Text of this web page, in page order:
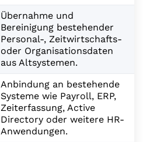
Übernahme und
Bereinigung bestehender
Personal-, Zeitwirtschafts-
oder Organisationsdaten
aus Altsystemen.
Anbindung an bestehende
Systeme wie Payroll, ERP,
Zeiterfassung, Active
Directory oder weitere HR-
Anwendungen.